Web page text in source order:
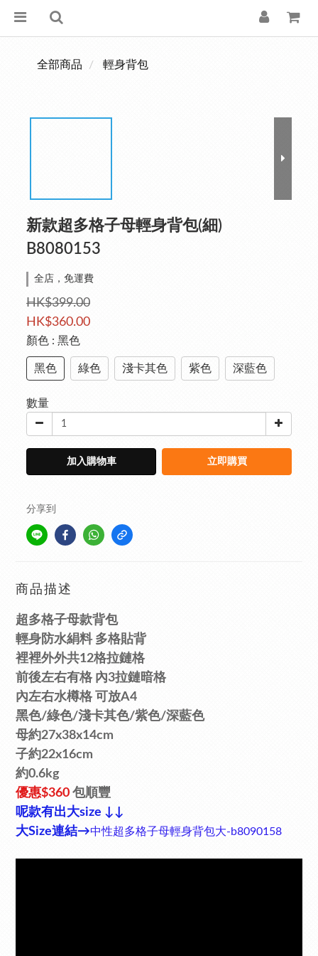
全部商品 輕身背包
新款超多格子母輕身背包(細)
B8080153
全店，免運費
HK$399.00
HK$360.00
顏色 : 黑色
黑色 綠色 淺卡其色 紫色 深藍色
數量
加入購物車 立即購買
分享到
商品描述
超多格子母款背包
輕身防水絹料 多格貼背
裡裡外外共12格拉鏈格
前後左右有格 內3拉鏈暗格
內左右水樽格 可放A4
黑色/綠色/淺卡其色/紫色/深藍色
母約27x38x14cm
子約22x16cm
約0.6kg
優惠$360 包順豐
呢款有出大size ↓↓
大Size連結→中性超多格子母輕身背包大-b8090158